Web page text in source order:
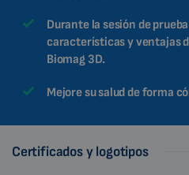
Durante la sesión de
características y ventajas
Biomag 3D.
Mejore su salud de forma
Certificados y logotipos